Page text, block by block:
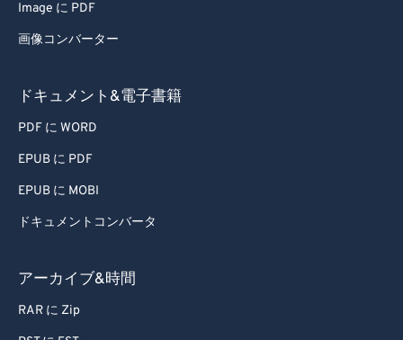
Image に PDF
画像コンバーター
ドキュメント&電子書籍
PDF に WORD
EPUB に PDF
EPUB に MOBI
ドキュメントコンバータ
アーカイブ&時間
RAR に Zip